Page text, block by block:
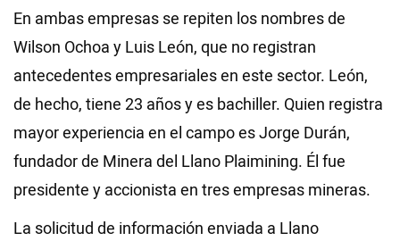
En ambas empresas se repiten los nombres de
Wilson Ochoa y Luis León, que no registran
antecedentes empresariales en este sector. León,
de hecho, tiene 23 años y es bachiller. Quien registra
mayor experiencia en el campo es Jorge Durán,
fundador de Minera del Llano Plaimining. Él fue
presidente y accionista en tres empresas mineras.
La solicitud de información enviada a Llano